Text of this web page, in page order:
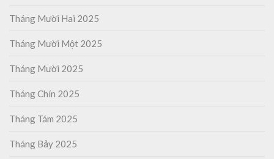
Tháng Mười Hai 2025
Tháng Mười Một 2025
Tháng Mười 2025
Tháng Chín 2025
Tháng Tám 2025
Tháng Bảy 2025